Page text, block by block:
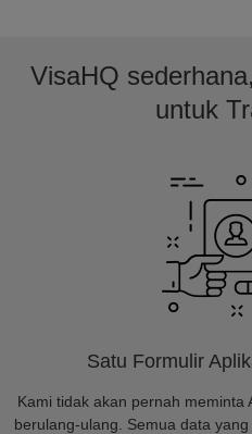
VisaHQ
untuk
Satu Formulir
Kami tidak akan pernah meminta
berulang-ulang. Semua data